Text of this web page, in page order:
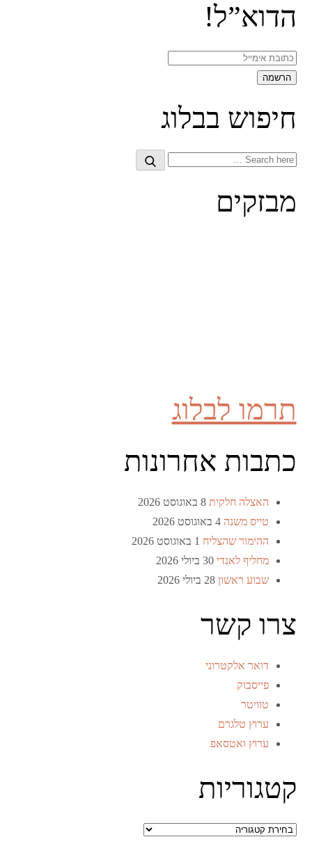
הדוא”ל!
חיפוש בבלוג
Search
Search
מבזקים
תרמו לבלוג
כתבות אחרונות
האצלה חלקית 8 באוגוסט 2026
טייס משנה 4 באוגוסט 2026
ההימור שהצליח 1 באוגוסט 2026
מחליף לאנדי 30 ביולי 2026
שבוע ראשון 28 ביולי 2026
צרו קשר
דואר אלקטרוני
פייסבוק
טוויטר
ערוץ טלגרם
ערוץ ואטסאפ
קטגוריות
קטגוריות